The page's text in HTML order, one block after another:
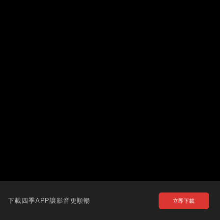
下載四季APP讓影音更順暢 立即下載